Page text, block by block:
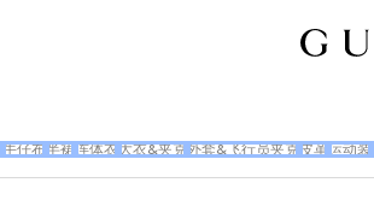
牛仔布 半裙 连体衣 大衣&夹克 外套&飞行员夹克 皮革 运动装